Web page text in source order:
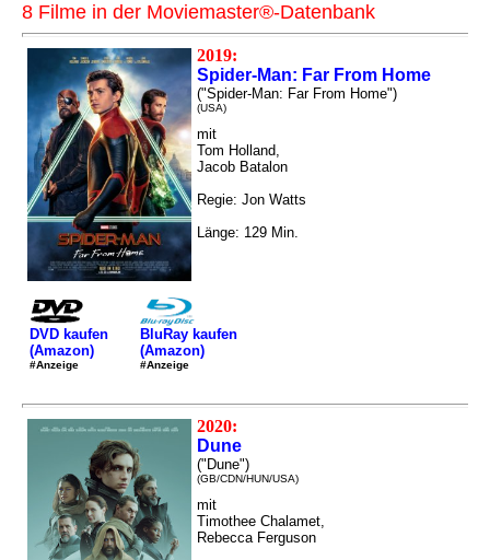
8 Filme in der Moviemaster®-Datenbank
2019:
Spider-Man: Far From Home
("Spider-Man: Far From Home")
(USA)
mit
Tom Holland,
Jacob Batalon
Regie: Jon Watts
Länge: 129 Min.
DVD kaufen
(Amazon)
#Anzeige
BluRay kaufen
(Amazon)
#Anzeige
2020:
Dune
("Dune")
(GB/CDN/HUN/USA)
mit
Timothee Chalamet,
Rebecca Ferguson